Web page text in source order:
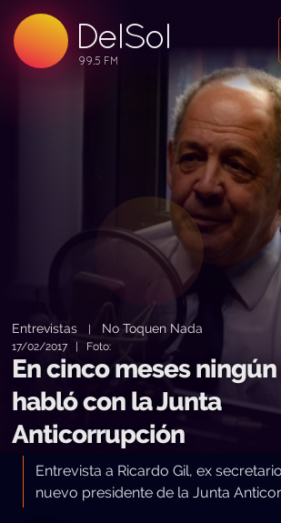
DelSol
99.5 FM
99.5 FM
99.5 FM
Entrevistas No Toquen Nada
17/02/2017 | Foto:
En cinco meses
habló con la Junta
Anticorrupción
Entrevista a Ricardo Gil, ex
nuevo presidente de la Junta